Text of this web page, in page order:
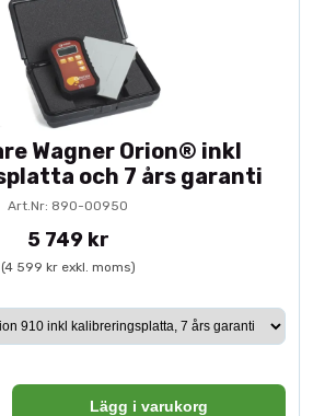
Wagner Orion® inkl
och 7 års garanti
Art.Nr: 890-00950
5 749 kr
(4 599 kr exkl. moms)
Lägg i varukorg